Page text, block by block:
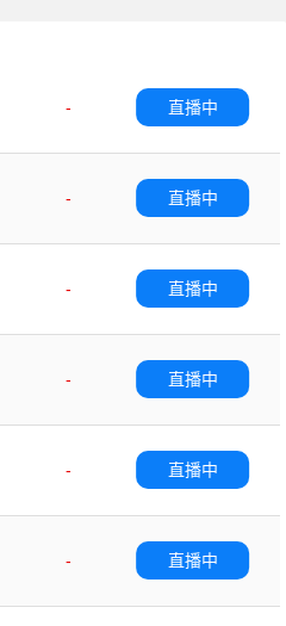
-
直播中
-
直播中
-
直播中
-
直播中
-
直播中
-
直播中